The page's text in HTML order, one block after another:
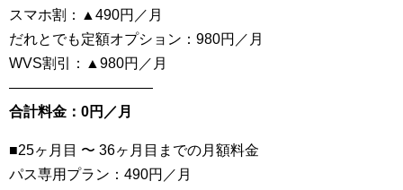
スマホ割：▲490円／月
だれとでも定額オプション：980円／月
WVS割引：▲980円／月
——————————
合計料金：0円／月
■25ヶ月目 〜 36ヶ月目までの月額料金
パス専用プラン：490円／月